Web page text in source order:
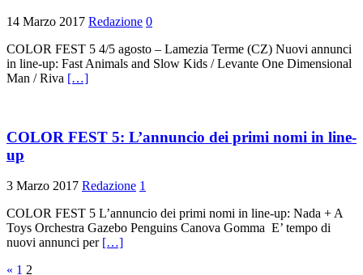
14 Marzo 2017 Redazione 0
COLOR FEST 5 4/5 agosto – Lamezia Terme (CZ) Nuovi annunci
in line-up: Fast Animals and Slow Kids / Levante One Dimensional
Man / Riva […]
COLOR FEST 5: L’annuncio dei primi nomi in line-
up
3 Marzo 2017 Redazione 1
COLOR FEST 5 L’annuncio dei primi nomi in line-up: Nada + A
Toys Orchestra Gazebo Penguins Canova Gomma ​ E’ tempo di
nuovi annunci per […]
« 1 2